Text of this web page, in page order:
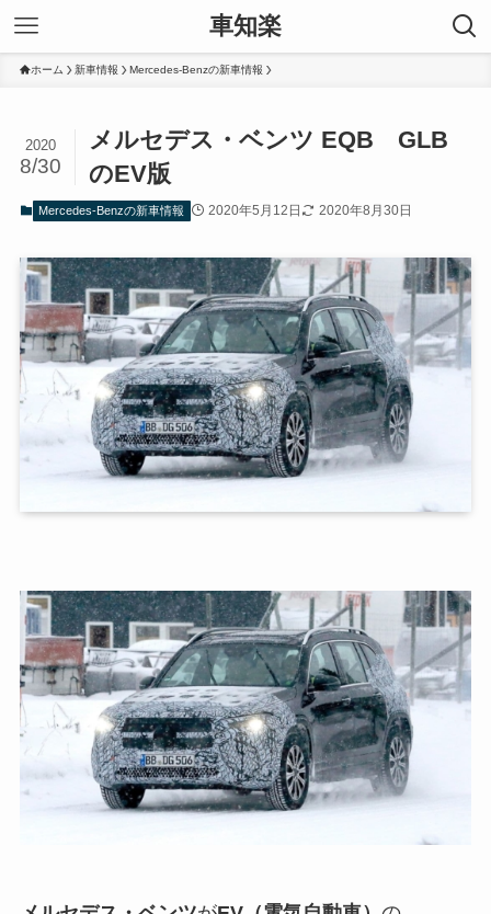
車知楽
ホーム 新車情報 Mercedes-Benzの新車情報
メルセデス・ベンツ EQB GLB
のEV版
2020
8/30
Mercedes-Benzの新車情報 2020年5月12日 2020年8月30日